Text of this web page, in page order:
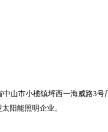
中山市小榄镇埒西一海威路3号
阳能照明企业。